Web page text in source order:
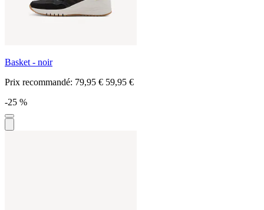
Basket - noir
Prix recommandé: 79,95 € 59,95 €
-25 %